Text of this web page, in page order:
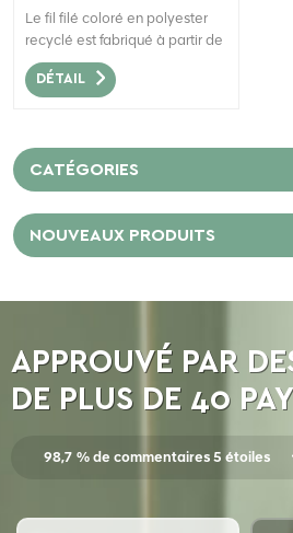
Le fil filé coloré en polyester
recyclé est fabriqué à partir de
fibres stables de polyester
coloré recycléLe fil sec Dope
de teinture.
DÉTAIL
CATÉGORIES
NOUVEAUX PRODUITS
APPROUVÉ PAR
DE PLUS DE 40
98,7 % de commentaires 5 étoiles